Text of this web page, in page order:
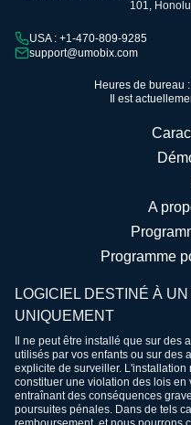
101,
USA : +1-470-809-9285
support@umobix.com
Heures de bureau
Il est
A
Programme
LOGICIEL DESTINÉ À
UNIQUEMENT
Il ne peut être installé que sur
utilisés par vos enfants ou sur des
explicite de surveiller.
constituer une violation des lois
entraînant des conséquences
poursuites pénales. Dans de tels